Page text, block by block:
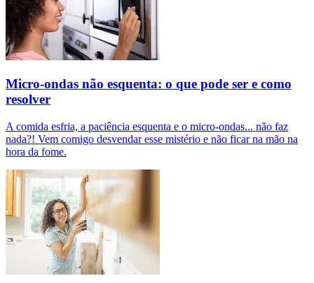
Micro-ondas não esquenta: o que pode ser e como
resolver
A comida esfria, a paciência esquenta e o micro-ondas... não faz
nada?! Vem comigo desvendar esse mistério e não ficar na mão na
hora da fome.